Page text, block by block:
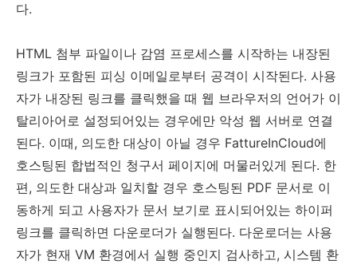
다.
HTML 첨부 파일이나 감염 프로세스를 시작하는 내장된
링크가 포함된 피싱 이메일로부터 공격이 시작된다. 사용
자가 내장된 링크를 클릭했을 때 웹 브라우저의 언어가 이
탈리아어로 설정되어있는 경우에만 악성 웹 서버로 연결
된다. 이때, 의도한 대상이 아닐 경우 FattureInCloud에
호스팅된 합법적인 청구서 페이지에 머물러있게 된다. 한
편, 의도한 대상과 일치할 경우 호스팅된 PDF 문서로 이
동하게 되고 사용자가 문서 보기로 표시되어있는 하이퍼
링크를 클릭하면 다운로더가 실행된다. 다운로더는 사용
자가 현재 VM 환경에서 실행 중인지 검사하고, 시스템 환